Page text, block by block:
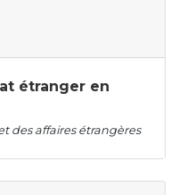
étranger en
des affaires étrangères